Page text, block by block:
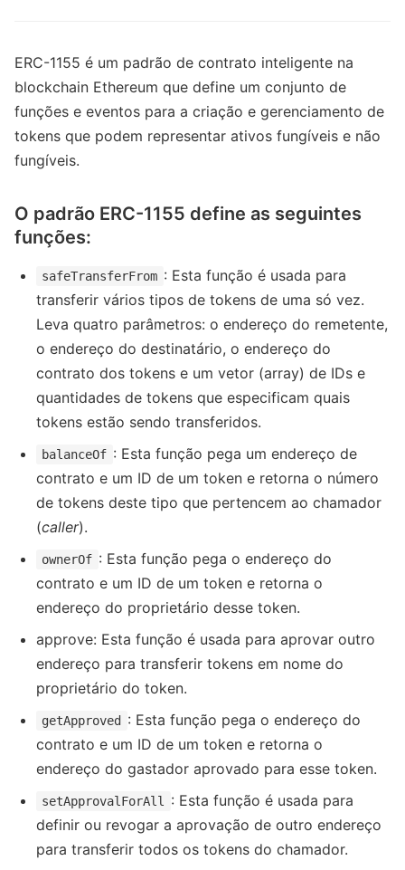
ERC-1155 é um padrão de contrato inteligente na
blockchain Ethereum que define um conjunto de
funções e eventos para a criação e gerenciamento de
tokens que podem representar ativos fungíveis e não
fungíveis.
O padrão ERC-1155 define as seguintes
funções:
safeTransferFrom : Esta função é usada para
transferir vários tipos de tokens de uma só vez.
Leva quatro parâmetros: o endereço do remetente,
o endereço do destinatário, o endereço do
contrato dos tokens e um vetor (array) de IDs e
quantidades de tokens que especificam quais
tokens estão sendo transferidos.
balanceOf : Esta função pega um endereço de
contrato e um ID de um token e retorna o número
de tokens deste tipo que pertencem ao chamador
(caller).
ownerOf : Esta função pega o endereço do
contrato e um ID de um token e retorna o
endereço do proprietário desse token.
approve: Esta função é usada para aprovar outro
endereço para transferir tokens em nome do
proprietário do token.
getApproved
: Esta função pega o endereço do
contrato e um ID de um token e retorna o
endereço do gastador aprovado para esse token.
setApprovalForAll
: Esta função é usada para
definir ou revogar a aprovação de outro endereço
para transferir todos os tokens do chamador.